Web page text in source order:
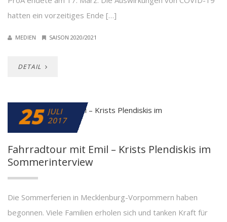
hatten ein vorzeitiges Ende […]
MEDIEN SAISON 2020/2021
DETAIL
25 JULI
2017
Fahrradtour mit Emil – Krists Plendiskis im
Sommerinterview
Die Sommerferien in Mecklenburg-Vorpommern haben
begonnen. Viele Familien erholen sich und tanken Kraft für